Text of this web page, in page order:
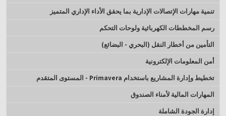
تنمية مهارات الإتصالات الإدارية بما يحقق الأداء الإداري المتميز
رسم المخططات الكهربائية ولوحات التحكم
التأمين من أخطار النقل (البحري - البضائع)
أمن المعلومات الإلكترونية
تخطيط وإدارة المشاريع باستخدام Primavera - المستوى المتقدم
المهارات المالية لأمناء الصندوق
إدارة الجودة الشاملة